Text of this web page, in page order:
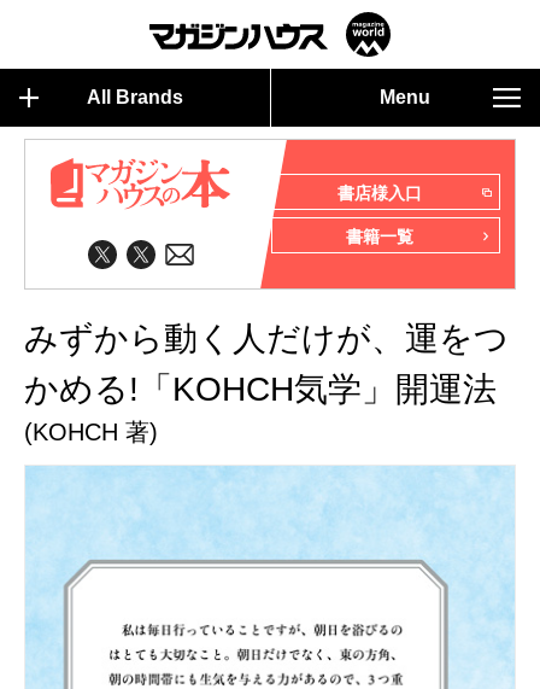
All Brands Menu
書店様入口
書籍一覧
みずから動く人だけが、運をつ
かめる!「KOHCH気学」開運法
(KOHCH 著)